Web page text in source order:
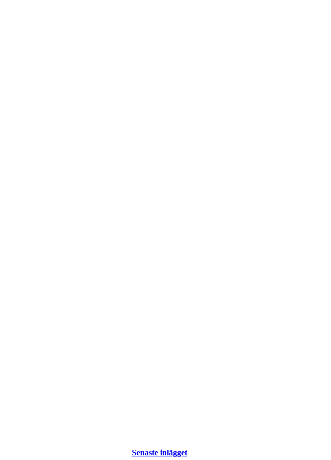
Senaste inlägget